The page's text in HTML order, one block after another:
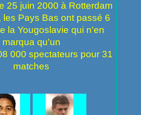
25 juin 2000 à Rotterdam
les Pays Bas ont passé 6
la Yougoslavie qui n'en
marqua qu'un
000 spectateurs pour 31
matches